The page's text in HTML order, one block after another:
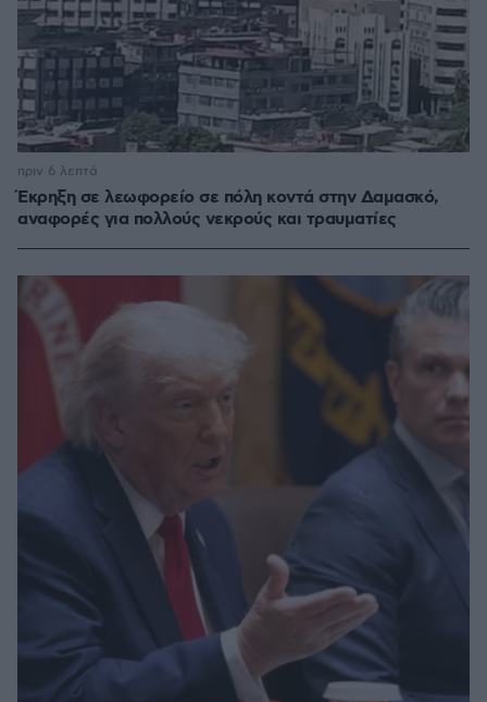
Έκρηξη σε λεωφορείο σε πόλη κοντά στην Δαμασκό,
αναφορές για πολλούς νεκρούς και τραυματίες
πριν 6 λεπτά